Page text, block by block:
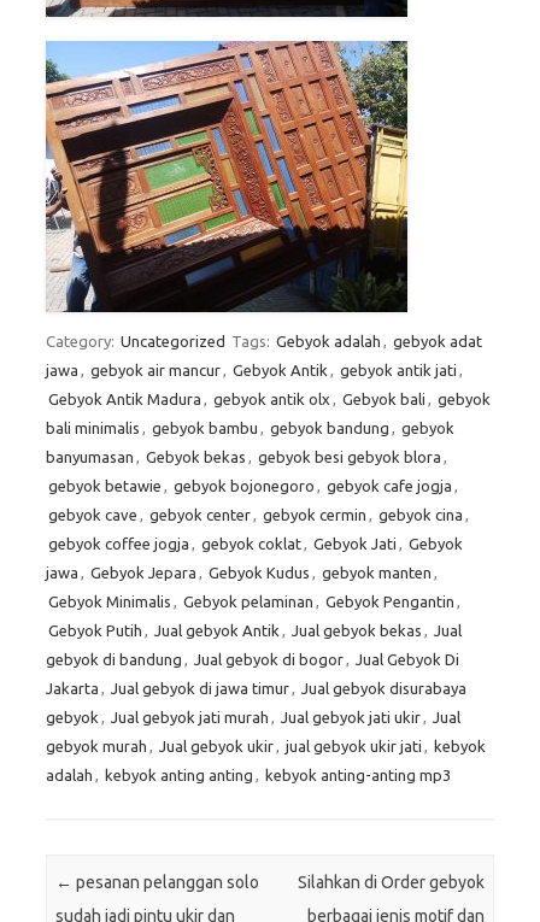
Category: Uncategorized Tags: Gebyok adalah , gebyok adat
jawa , gebyok air mancur, Gebyok Antik , gebyok antik jati ,
Gebyok Antik Madura , gebyok antik olx , Gebyok bali , gebyok
bali minimalis , gebyok bambu , gebyok bandung , gebyok
banyumasan , Gebyok bekas , gebyok besi gebyok blora ,
gebyok betawie , gebyok bojonegoro , gebyok cafe jogja ,
gebyok cave , gebyok center, gebyok cermin , gebyok cina ,
gebyok coffee jogja , gebyok coklat, Gebyok Jati , Gebyok
jawa , Gebyok Jepara , Gebyok Kudus , gebyok manten ,
Gebyok Minimalis , Gebyok pelaminan , Gebyok Pengantin ,
Gebyok Putih , Jual gebyok Antik , Jual gebyok bekas , Jual
gebyok di bandung , Jual gebyok di bogor, Jual Gebyok Di
Jakarta , Jual gebyok di jawa timur, Jual gebyok disurabaya
gebyok , Jual gebyok jati murah , Jual gebyok jati ukir, Jual
gebyok murah , Jual gebyok ukir, jual gebyok ukir jati , kebyok
adalah , kebyok anting anting , kebyok anting-anting mp3
Post navigation
← pesanan pelanggan solo
sudah jadi pintu ukir dan
Silahkan di Order gebyok
berbagai jenis motif dan